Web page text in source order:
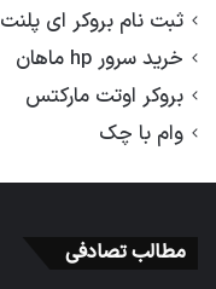
ثبت نام بروکر ای پلنت
خرید سرور hp ماهان
بروکر اوتت مارکتس
وام با چک
مطالب تصادفی